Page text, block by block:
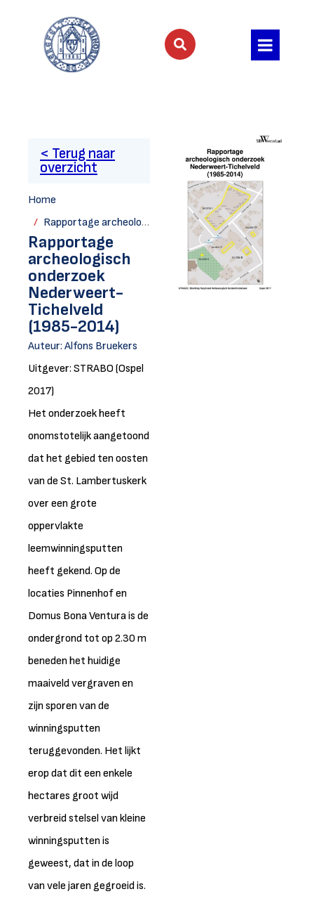
< Terug naar
overzicht
Home
Rapportage archeologisch onderzoek Nederweert-Tichelveld (1985-2014)
Rapportage
archeologisch
onderzoek
Nederweert-
Tichelveld
(1985-2014)
Auteur: Alfons Bruekers
Uitgever: STRABO (Ospel
2017)
Het onderzoek heeft
onomstotelijk aangetoond
dat het gebied ten oosten
van de St. Lambertuskerk
over een grote
oppervlakte
leemwinningsputten
heeft gekend. Op de
locaties Pinnenhof en
Domus Bona Ventura is de
ondergrond tot op 2.30 m
beneden het huidige
maaiveld vergraven en
zijn sporen van de
winningsputten
teruggevonden. Het lijkt
erop dat dit een enkele
hectares groot wijd
verbreid stelsel van kleine
winningsputten is
geweest, dat in de loop
van vele jaren gegroeid is.